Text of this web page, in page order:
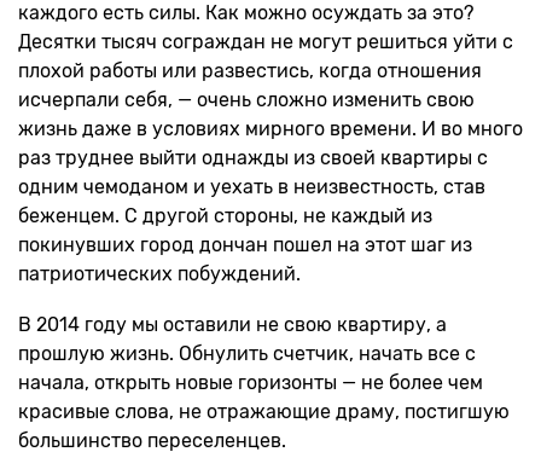
каждого есть силы. Как можно осуждать за это?
Десятки тысяч сограждан не могут решиться уйти с
плохой работы или развестись, когда отношения
исчерпали себя, — очень сложно изменить свою
жизнь даже в условиях мирного времени. И во много
раз труднее выйти однажды из своей квартиры с
одним чемоданом и уехать в неизвестность, став
беженцем. С другой стороны, не каждый из
покинувших город дончан пошел на этот шаг из
патриотических побуждений.
В 2014 году мы оставили не свою квартиру, а
прошлую жизнь. Обнулить счетчик, начать все с
начала, открыть новые горизонты — не более чем
красивые слова, не отражающие драму, постигшую
большинство переселенцев.